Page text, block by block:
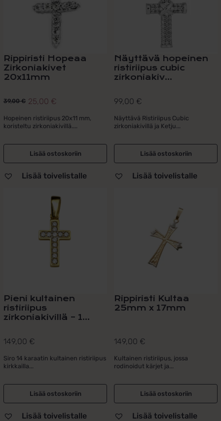
Rippiristi Hopeaa
Zirkoniakivet
20x11mm
39,00€
Alkuperäinen
hinta
oli:
39,00 €.
25,00 €
Nykyinen
hinta
on:
25,00 €.
Hopeinen ristiriipus 20x11 mm,
koristeltu zirkoniakivillä....
Lisää ostoskoriin
Lisää toivelistalle
Näyttävä hopeinen
ristiriipus cubic
zirkoniakiv...
99,00 €
Näyttävä Ristiriipus Cubic
zirkoniakivillä ja Ketju...
Lisää ostoskoriin
Lisää toivelistalle
Pieni kultainen
ristiriipus
zirkoniakivillä – 1...
149,00 €
Siro 14 karaatin kultainen ristiriipus
kirkkailla...
Lisää ostoskoriin
Lisää toivelistalle
Rippiristi Kultaa
25mm x 17mm
149,00 €
Kultainen ristiriipus, jossa
rodinoidut kärjet ja...
Lisää ostoskoriin
Lisää toivelistalle